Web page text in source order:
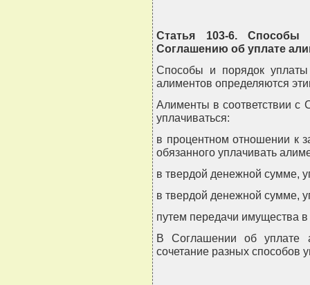
Статья 103-6.
Соглашению об уплате
Способы и порядок
алиментов определяются
Алименты в соответствии с
уплачиваться:
в процентном отношении к
обязанного уплачивать
в твердой денежной сумме,
в твердой денежной сумме,
путем передачи имущества в
В Соглашении об уплате
сочетание разных способов